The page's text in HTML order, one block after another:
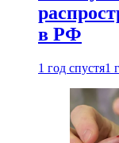
в РФ
1 год спустя1